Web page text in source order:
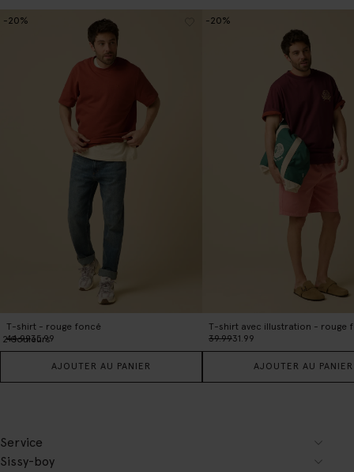
T-shirt - rouge foncé
44.9935.99
-20%
2Couleurs
AJOUTER AU PANIER
T-shirt avec illustration - rouge
39.9931.99
-20%
AJOUTER AU PANIER
Service
Sissy-boy